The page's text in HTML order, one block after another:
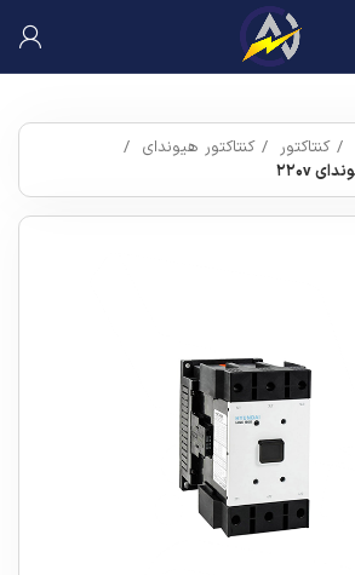
کنتاکتور
کنتاکتور هیوندای